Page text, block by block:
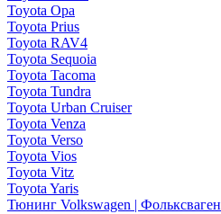
Toyota Opa
Toyota Prius
Toyota RAV4
Toyota Sequoia
Toyota Tacoma
Toyota Tundra
Toyota Urban Cruiser
Toyota Venza
Toyota Verso
Toyota Vios
Toyota Vitz
Toyota Yaris
Тюнинг Volkswagen | Фольксваген